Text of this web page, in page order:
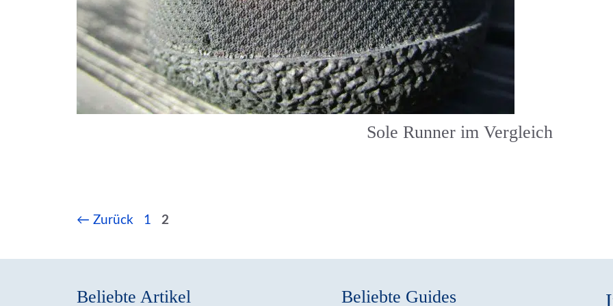
Sole Runner im Vergleich
← Zurück Seite
1 Seite
2
Beliebte Artikel Beliebte Guides